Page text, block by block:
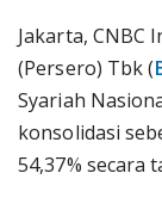
Jakarta, CNBC
(Persero) Tbk (
Syariah
konsolidasi
54,37% secara